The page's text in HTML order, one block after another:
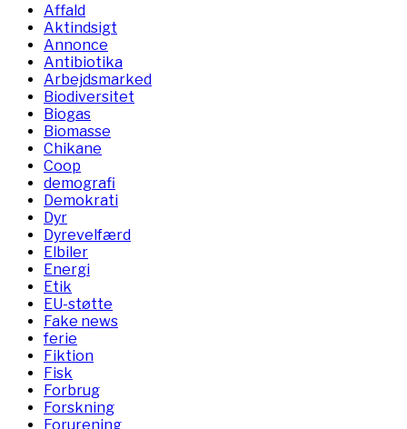
Affald
Aktindsigt
Annonce
Antibiotika
Arbejdsmarked
Biodiversitet
Biogas
Biomasse
Chikane
Coop
demografi
Demokrati
Dyr
Dyrevelfærd
Elbiler
Energi
Etik
EU-støtte
Fake news
ferie
Fiktion
Fisk
Forbrug
Forskning
Forurening